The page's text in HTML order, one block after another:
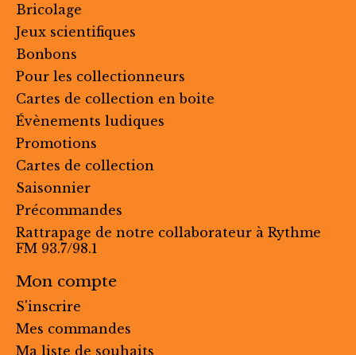
Bricolage
Jeux scientifiques
Bonbons
Pour les collectionneurs
Cartes de collection en boite
Évènements ludiques
Promotions
Cartes de collection
Saisonnier
Précommandes
Rattrapage de notre collaborateur à Rythme
FM 93.7/98.1
Mon compte
S'inscrire
Mes commandes
Ma liste de souhaits